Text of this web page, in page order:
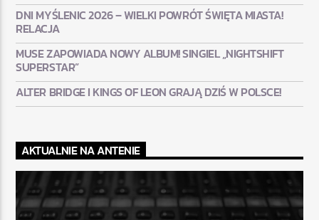
DNI MYŚLENIC 2026 – WIELKI POWRÓT ŚWIĘTA MIASTA!
RELACJA
MUSE ZAPOWIADA NOWY ALBUM! SINGIEL „NIGHTSHIFT
SUPERSTAR”
ALTER BRIDGE I KINGS OF LEON GRAJĄ DZIŚ W POLSCE!
AKTUALNIE NA ANTENIE